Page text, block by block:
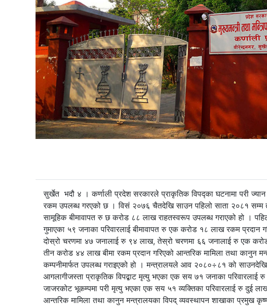
सुर्खेत भदौ ४ । कर्णाली प्रदेश सरकारले प्राकृतिक विपद्का घटनामा परी ज्यान
रकम उपलब्ध गरएको छ । विसं २०७६ चैतदेखि साउन पहिलो साता २०८१ सम्म
सामूहिक बीमावापत रु छ करोड ८८ लाख राहतस्वरूप उपलब्ध गराएको हो ।
गुमाएका ५९ जनाका परिवारलाई बीमावापत रु एक करोड १८ लाख रकम प्रदान
दोस्रो चरणमा ४७ जनालाई रु ९४ लाख, तेस्रो चरणमा ६६ जनालाई रु एक
तीन करोड ४४ लाख बीमा रकम प्रदान गरिएको आन्तरिक मामिला तथा कानुन
कम्पनीमार्फत उपलब्ध गराइएको हो । मन्त्रालयले आव २०८०÷८१ को
आगलागीजस्ता प्राकृतिक विपद्बाट मृत्यु भएका एक सय ७१ जनाका
जाजरकोट भूकम्पमा परी मृत्यु भएका एक सय ५१ व्यक्तिका परिवारलाई रु दुई
आन्तरिक मामिला तथा कानुन मन्त्रालयका विपद् व्यवस्थापन शाखाका प्रमुख